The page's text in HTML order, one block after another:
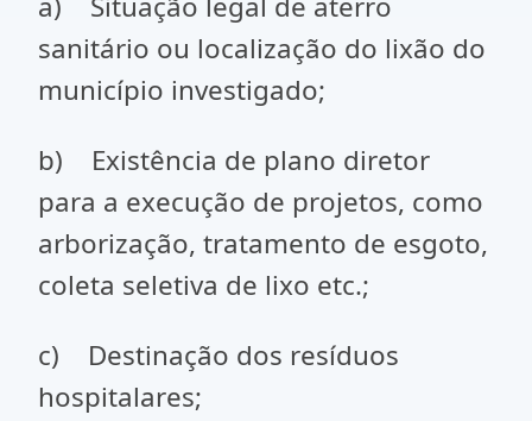
sanitário ou localização do lixão do
município investigado;
b) Existência de plano diretor
para a execução de projetos, como
arborização, tratamento de esgoto,
coleta seletiva de lixo etc.;
c) Destinação dos resíduos
hospitalares;